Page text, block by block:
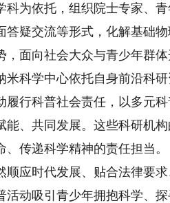
为依托，组织院士专家、青
疑交流等形式，化解基础
面向社会大众与青少年群
科学中心依托自身前沿科
行科普社会责任，以多元
、共同发展。这些科研机构
传递科学精神的责任担当。
应时代发展、贴合法律要求
动吸引青少年拥抱科学、